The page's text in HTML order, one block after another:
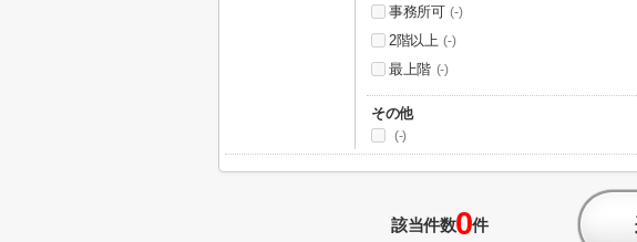
事務所可 (-)
2階以上 (-)
最上階 (-)
その他
(-)
該当件数0件